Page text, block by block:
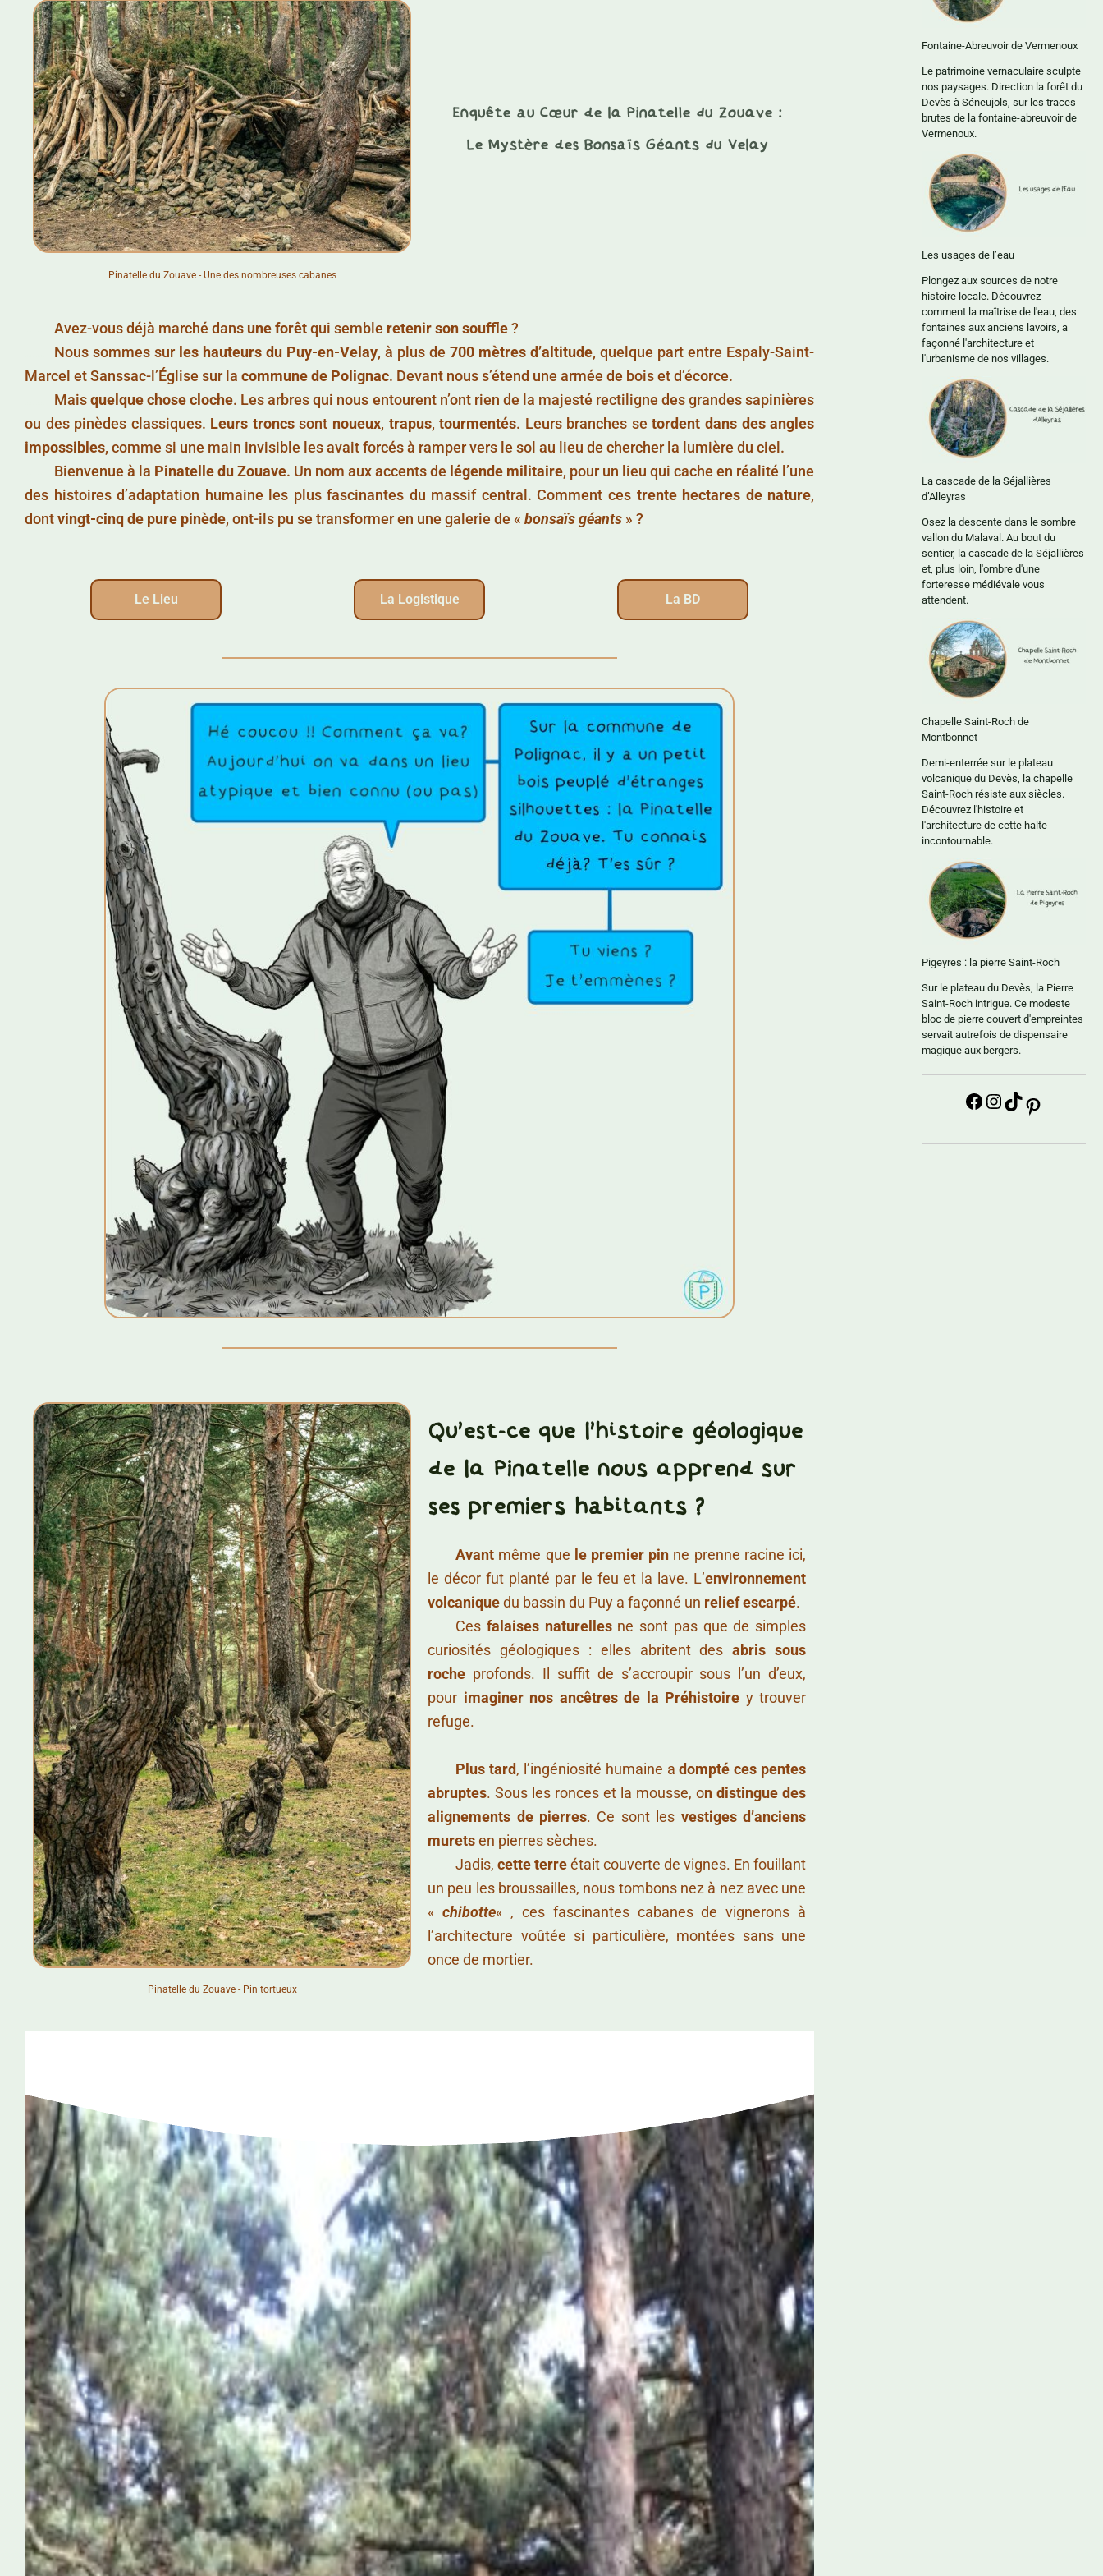
Pinatelle du Zouave - Une des nombreuses cabanes
Enquête au Cœur de la Pinatelle du Zouave :
Le Mystère des Bonsaïs Géants du Velay
Avez-vous déjà marché dans une forêtqui semble retenir son souffle?
Nous sommes sur les hauteurs du Puy-en-Velay, à plus de700 mètres d’altitude, quelque part entre Espaly-Saint-
Marcel et Sanssac-l’Église sur la commune de Polignac. Devant nous s’étend une armée de bois et d’écorce.
Maisquelque chose cloche. Les arbres qui nous entourent n’ont rien de la majesté rectiligne des grandes sapinières
ou des pinèdes classiques. Leurs troncssont noueux, trapus,tourmentés. Leurs branches setordent dans des angles
impossibles, comme si une main invisible les avait forcés à ramper vers le sol au lieu de chercher la lumière du ciel.
Bienvenue à la Pinatelle du Zouave. Un nom aux accents de légende militaire, pour un lieu qui cache en réalité l’une
des histoires d’adaptation humaine les plus fascinantes du massif central. Comment ces trente hectares de nature,
dontvingt-cinq de pure pinède, ont-ils pu se transformer en une galerie de « bonsaïs géants » ?
Le Lieu La Logistique La BD
Pinatelle du Zouave - Pin tortueux
Qu'est-ce que l'histoire géologique
de la Pinatelle nous apprend sur
ses premiers habitants ?
……..Avant même que le premier pin ne prenne racine ici,
le décor fut planté par le feu et la lave. L’environnement
volcaniquedu bassin du Puy a façonné un relief escarpé.
Ces falaises naturellesne sont pas que de simples
curiosités géologiques : elles abritent desabris sous
roche profonds. Il suffit de s’accroupir sous l’un d’eux,
pour imaginer nos ancêtres de la Préhistoire y trouver
refuge.
Plus tard, l’ingéniosité humaine adompté ces pentes
abruptes. Sous les ronces et la mousse, on distingue des
alignements de pierres. Ce sont les vestiges d’anciens
muretsen pierres sèches.
……..Jadis,cette terreétait couverte de vignes. En fouillant
un peu les broussailles, nous tombons nez à nez avec une
« chibotte« , ces fascinantes cabanes de vignerons à
l’architecture voûtée si particulière, montées sans une
once de mortier.
Fontaine-Abreuvoir de Vermenoux
Le patrimoine vernaculaire sculpte
nos paysages. Direction la forêt du
Devès à Séneujols, sur les traces
brutes de la fontaine-abreuvoir de
Vermenoux.
Les usages de l’eau
Plongez aux sources de notre
histoire locale. Découvrez
comment la maîtrise de l'eau, des
fontaines aux anciens lavoirs, a
façonné l'architecture et
l'urbanisme de nos villages.
La cascade de la Séjallières
d’Alleyras
Osez la descente dans le sombre
vallon du Malaval. Au bout du
sentier, la cascade de la Séjallières
et, plus loin, l'ombre d'une
forteresse médiévale vous
attendent.
Chapelle Saint-Roch de
Montbonnet
Demi-enterrée sur le plateau
volcanique du Devès, la chapelle
Saint-Roch résiste aux siècles.
Découvrez l'histoire et
l'architecture de cette halte
incontournable.
Pigeyres : la pierre Saint-Roch
Sur le plateau du Devès, la Pierre
Saint-Roch intrigue. Ce modeste
bloc de pierre couvert d'empreintes
servait autrefois de dispensaire
magique aux bergers.